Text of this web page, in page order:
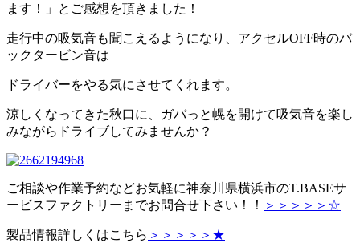
ます！」とご感想を頂きました！
走行中の吸気音も聞こえるようになり、アクセルOFF時のバ
ックタービン音は
ドライバーをやる気にさせてくれます。
涼しくなってきた秋口に、ガバっと幌を開けて吸気音を楽し
みながらドライブしてみませんか？
ご相談や作業予約などお気軽に神奈川県横浜市のT.BASEサ
ービスファクトリーまでお問合せ下さい！！
＞＞＞＞＞☆
製品情報詳しくはこちら ＞＞＞＞＞★